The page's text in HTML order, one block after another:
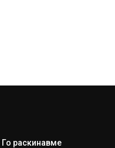
раскинавме